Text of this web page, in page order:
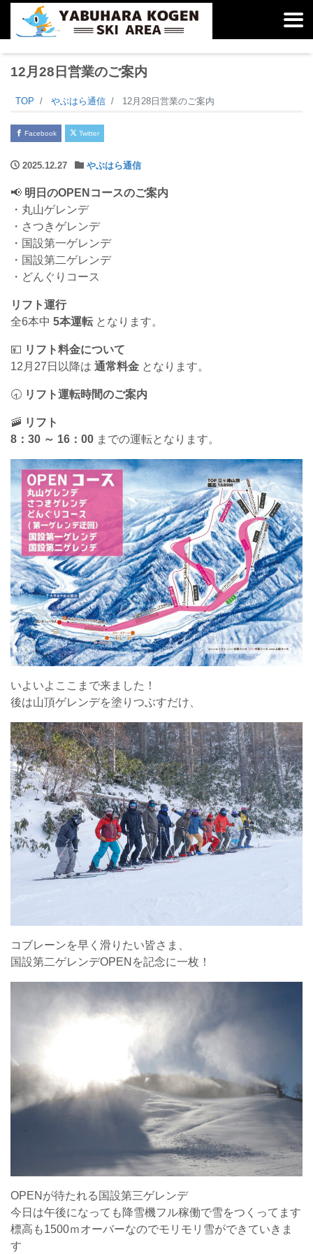
12月28日営業のご案内
TOP やぶはら通信 12月28日営業のご案内
Facebook Twitter
2025.12.27 やぶはら通信
📢 明日のOPENコースのご案内
・丸山ゲレンデ
・さつきゲレンデ
・国設第一ゲレンデ
・国設第二ゲレンデ
・どんぐりコース
リフト運行
全6本中 5本運転となります。
💴 リフト料金について
12月27日以降は 通常料金 となります。
🕣 リフト運転時間のご案内
🚠 リフト
8：30 ～ 16：00 までの運転となります。
いよいよここまで来ました！
後は山頂ゲレンデを塗りつぶすだけ、
コブレーンを早く滑りたい皆さま、
国設第二ゲレンデOPENを記念に一枚！
OPENが待たれる国設第三ゲレンデ
今日は午後になっても降雪機フル稼働で雪をつくってます
標高も1500ｍオーバーなのでモリモリ雪ができていきま
す